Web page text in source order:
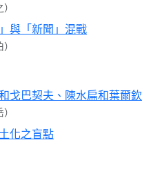
」與「新聞」混戰
戈巴契夫、陳水扁和葉爾欽
化之盲點